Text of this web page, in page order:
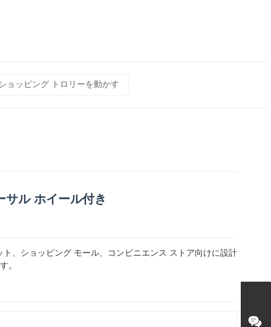
ョッピング トロリーを動かす
サル ホイール付き
、ショッピング モール、コンビニエンス ストア向けに設計
。